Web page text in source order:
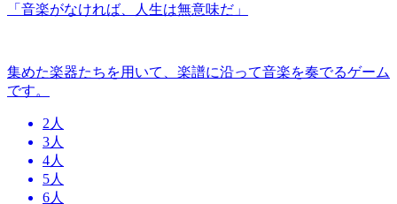
「音楽がなければ、人生は無意味だ」
集めた楽器たちを用いて、楽譜に沿って音楽を奏でるゲーム
です。
2人
3人
4人
5人
6人